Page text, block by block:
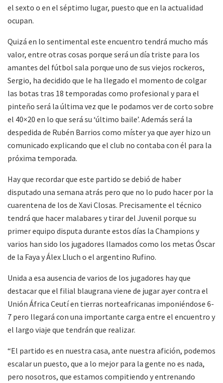
el sexto o en el séptimo lugar, puesto que en la actualidad
ocupan.
Quizá en lo sentimental este encuentro tendrá mucho más
valor, entre otras cosas porque será un día triste para los
amantes del fútbol sala porque uno de sus viejos rockeros,
Sergio, ha decidido que le ha llegado el momento de colgar
las botas tras 18 temporadas como profesional y para el
pinteño será la última vez que le podamos ver de corto sobre
el 40×20 en lo que será su ‘último baile’. Además será la
despedida de Rubén Barrios como míster ya que ayer hizo un
comunicado explicando que el club no contaba con él para la
próxima temporada.
Hay que recordar que este partido se debió de haber
disputado una semana atrás pero que no lo pudo hacer por la
cuarentena de los de Xavi Closas. Precisamente el técnico
tendrá que hacer malabares y tirar del Juvenil porque su
primer equipo disputa durante estos días la Champions y
varios han sido los jugadores llamados como los metas Óscar
de la Faya y Álex Lluch o el argentino Rufino.
Unida a esa ausencia de varios de los jugadores hay que
destacar que el filial blaugrana viene de jugar ayer contra el
Unión África Ceutí en tierras norteafricanas imponiéndose 6-
7 pero llegará con una importante carga entre el encuentro y
el largo viaje que tendrán que realizar.
“El partido es en nuestra casa, ante nuestra afición, podemos
escalar un puesto, que a lo mejor para la gente no es nada,
pero nosotros, que estamos compitiendo y entrenando